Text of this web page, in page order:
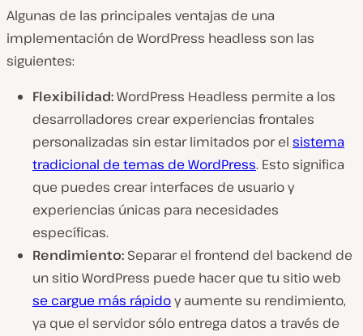
Algunas de las principales ventajas de una
implementación de WordPress headless son las
siguientes:
Flexibilidad:WordPress Headless permite a los
desarrolladores crear experiencias frontales
personalizadas sin estar limitados por el sistema
tradicional de temas de WordPress. Esto significa
que puedes crear interfaces de usuario y
experiencias únicas para necesidades
específicas.
Rendimiento: Separar el frontend del backend de
un sitio WordPress puede hacer que tu sitio web
se cargue más rápidoy aumente su rendimiento,
ya que el servidor sólo entrega datos a través de